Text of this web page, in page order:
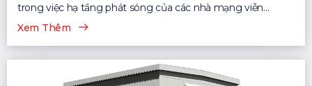
trong việc hạ tầng phát sóng của các nhà mạng viễn
thông...
Xem Thêm